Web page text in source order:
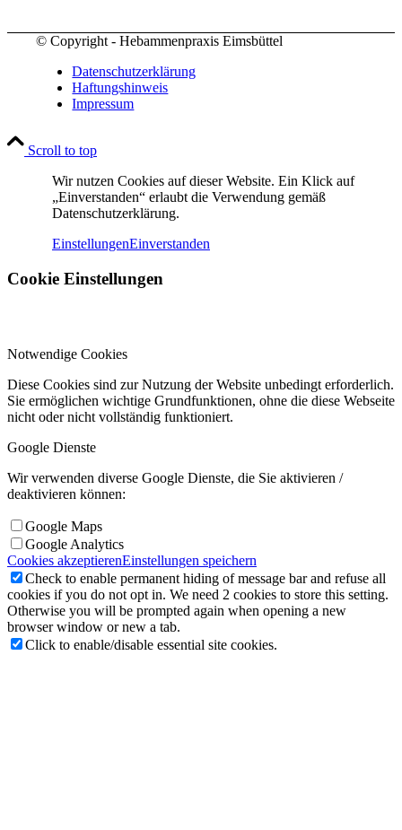
© Copyright - Hebammenpraxis Eimsbüttel
Datenschutzerklärung
Haftungshinweis
Impressum
Scroll to top
Wir nutzen Cookies auf dieser Website. Ein Klick auf
„Einverstanden“ erlaubt die Verwendung gemäß
Datenschutzerklärung.
EinstellungenEinverstanden
Cookie Einstellungen
Notwendige Cookies
Diese Cookies sind zur Nutzung der Website unbedingt erforderlich.
Sie ermöglichen wichtige Grundfunktionen, ohne die diese Webseite
nicht oder nicht vollständig funktioniert.
Google Dienste
Wir verwenden diverse Google Dienste, die Sie aktivieren /
deaktivieren können:
Google Maps
Google Analytics
Cookies akzeptierenEinstellungen speichern
Check to enable permanent hiding of message bar and refuse all
cookies if you do not opt in. We need 2 cookies to store this setting.
Otherwise you will be prompted again when opening a new
browser window or new a tab.
Click to enable/disable essential site cookies.